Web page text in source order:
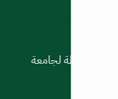
© 2026 جميع الحقوق محفوظة لجامعة